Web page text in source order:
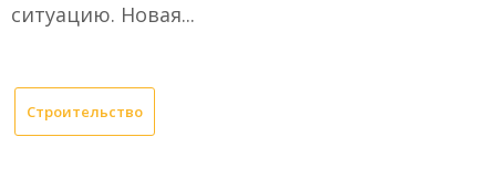
ситуацию. Новая...
Строительство